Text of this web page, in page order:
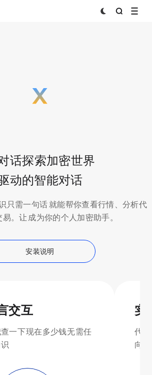
对话探索加密世界
驱动的智能对话
需一句话，Agent 就能帮你查看行情、分析代
。让 AI 成为你的个人加密助手。
安装说明
交互
下 BTC 现在多少钱’，无需任
实
代
向，